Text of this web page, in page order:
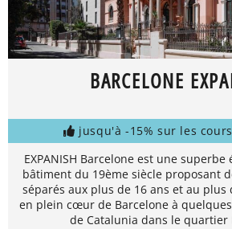
BARCELONE
jusqu'à -15% sur les
EXPANISH Barcelone est une
bâtiment du 19ème siècle proposant
séparés aux plus de 16 ans et au plus
en plein cœur de Barcelone à
de Catalunia dans le quartier